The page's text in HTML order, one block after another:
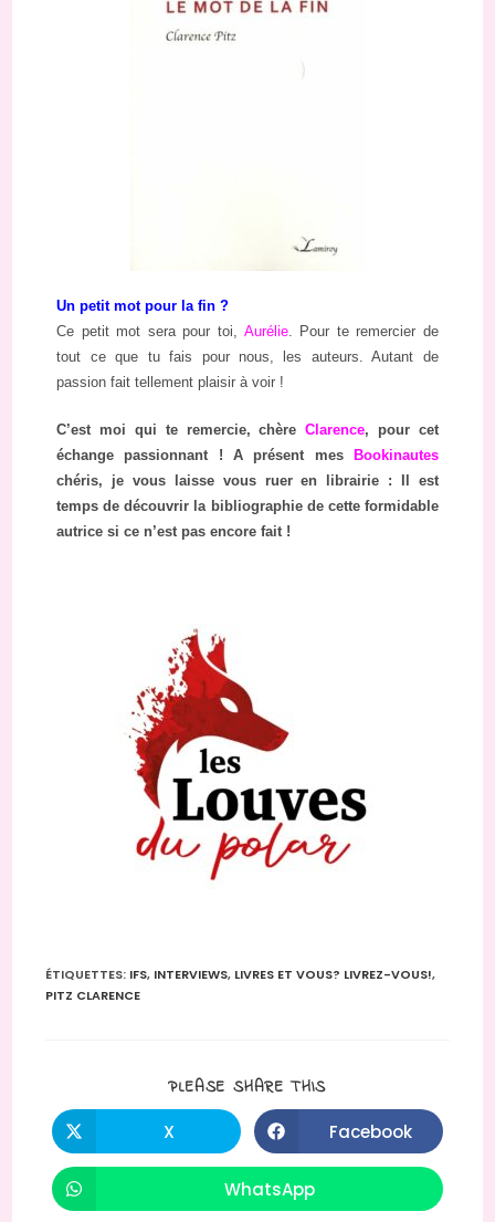
Un petit mot pour la fin ?
Ce petit mot sera pour toi, Aurélie. Pour te remercier de
tout ce que tu fais pour nous, les auteurs. Autant de
passion fait tellement plaisir à voir !
C’est moi qui te remercie, chèreClarence, pour cet
échange passionnant ! A présent mes
Bookinautes
chéris, je vous laisse vous ruer en librairie : Il est
temps de découvrir la bibliographie de cette formidable
autrice si ce n’est pas encore fait !
ÉTIQUETTES: IFS, INTERVIEWS, LIVRES ET VOUS? LIVREZ-VOUS!,
PITZ CLARENCE
PLEASE SHARE THIS
X
Facebook
WhatsApp